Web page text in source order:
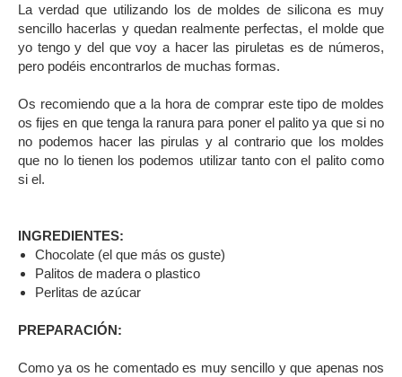
La verdad que utilizando los de moldes de silicona es muy
sencillo hacerlas y quedan realmente perfectas, el molde que
yo tengo y del que voy a hacer las piruletas es de números,
pero podéis encontrarlos de muchas formas.
Os recomiendo que a la hora de comprar este tipo de moldes
os fijes en que tenga la ranura para poner el palito ya que si no
no podemos hacer las pirulas y al contrario que los moldes
que no lo tienen los podemos utilizar tanto con el palito como
si el.
INGREDIENTES:
Chocolate (el que más os guste)
Palitos de madera o plastico
Perlitas de azúcar
PREPARACIÓN:
Como ya os he comentado es muy sencillo y que apenas nos